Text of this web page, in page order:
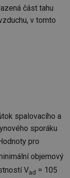
část tahu
v tomto
spalovacího a
sporáku
pro
objemový
Vad = 105